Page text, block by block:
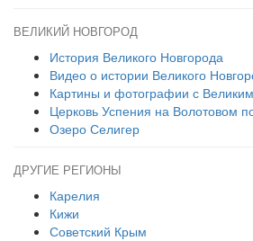
ВЕЛИКИЙ НОВГОРОД
История Великого Новгорода
Видео о истории Великого
Картины и фотографии с
Церковь Успения на Волотовом
Озеро Селигер
ДРУГИЕ РЕГИОНЫ
Карелия
Кижи
Советский Крым